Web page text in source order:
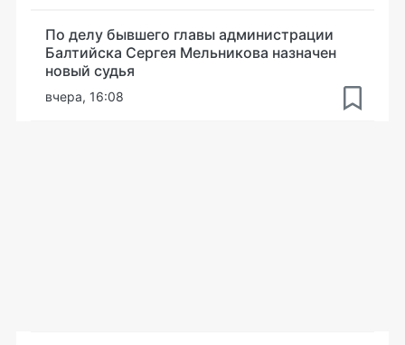
По делу бывшего главы администрации
Балтийска Сергея Мельникова назначен
новый судья
вчера, 16:08